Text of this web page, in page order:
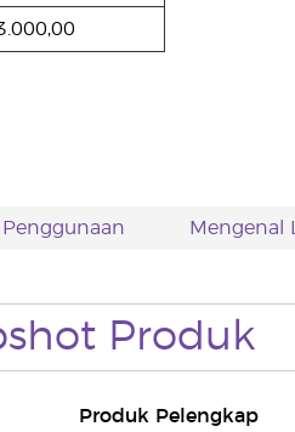
Penggunaan Mengenal
Produk
Produk Pelengkap